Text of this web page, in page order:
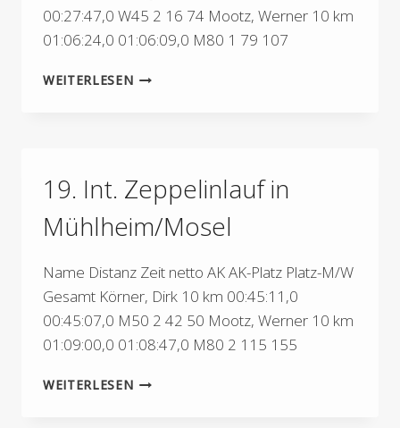
00:27:47,0 W45 2 16 74 Mootz, Werner 10 km
01:06:24,0 01:06:09,0 M80 1 79 107
WEITERLESEN4.
ST.
WENDEL
19. Int. Zeppelinlauf in
Mühlheim/Mosel
Name Distanz Zeit netto AK AK-Platz Platz-M/W
Gesamt Körner, Dirk 10 km 00:45:11,0
00:45:07,0 M50 2 42 50 Mootz, Werner 10 km
01:09:00,0 01:08:47,0 M80 2 115 155
WEITERLESEN19.